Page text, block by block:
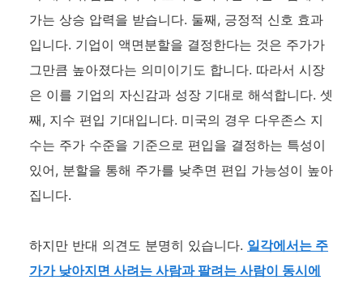
가는 상승 압력을 받습니다. 둘째, 긍정적 신호 효과
입니다. 기업이 액면분할을 결정한다는 것은 주가가
그만큼 높아졌다는 의미이기도 합니다. 따라서 시장
은 이를 기업의 자신감과 성장 기대로 해석합니다. 셋
째, 지수 편입 기대입니다. 미국의 경우 다우존스 지
수는 주가 수준을 기준으로 편입을 결정하는 특성이
있어, 분할을 통해 주가를 낮추면 편입 가능성이 높아
집니다.
하지만 반대 의견도 분명히 있습니다. 일각에서는 주
가가 낮아지면 사려는 사람과 팔려는 사람이 동시에